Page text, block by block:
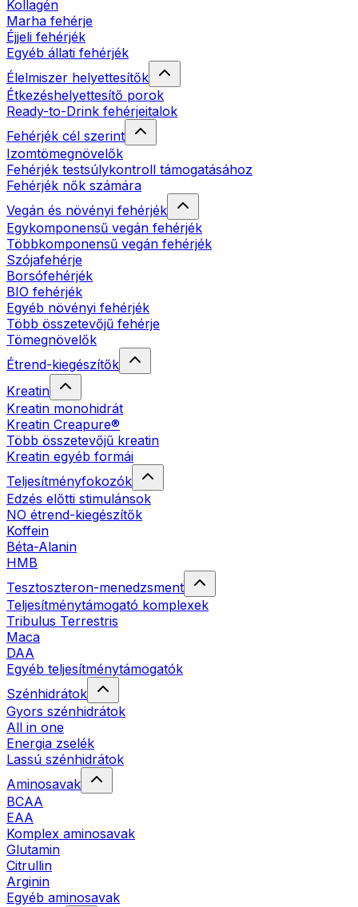
Kollagén
Marha fehérje
Éjjeli fehérjék
Egyéb állati fehérjék
Élelmiszer helyettesítők
Étkezéshelyettesítő porok
Ready-to-Drink fehérjeitalok
Fehérjék cél szerint
Izomtömegnövelők
Fehérjék testsúlykontroll támogatásához
Fehérjék nők számára
Vegán és növényi fehérjék
Egykomponensű vegán fehérjék
Többkomponensű vegán fehérjék
Szójafehérje
Borsófehérjék
BIO fehérjék
Egyéb növényi fehérjék
Több összetevőjű fehérje
Tömegnövelők
Étrend-kiegészítők
Kreatin
Kreatin monohidrát
Kreatin Creapure®
Több összetevőjű kreatin
Kreatin egyéb formái
Teljesítményfokozók
Edzés előtti stimulánsok
NO étrend-kiegészítők
Koffein
Béta-Alanin
HMB
Tesztoszteron-menedzsment
Teljesítménytámogató komplexek
Tribulus Terrestris
Maca
DAA
Egyéb teljesítménytámogatók
Szénhidrátok
Gyors szénhidrátok
All in one
Energia zselék
Lassú szénhidrátok
Aminosavak
BCAA
EAA
Komplex aminosavak
Glutamin
Citrullin
Arginin
Egyéb aminosavak